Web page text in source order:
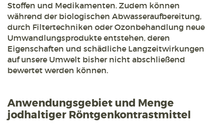
Stoffen und Medikamenten. Zudem können
während der biologischen Abwasseraufbereitung,
durch Filtertechniken oder Ozonbehandlung neue
Umwandlungsprodukte entstehen, deren
Eigenschaften und schädliche Langzeitwirkungen
auf unsere Umwelt bisher nicht abschließend
bewertet werden können.
Anwendungsgebiet und Menge
jodhaltiger Röntgenkontrastmittel